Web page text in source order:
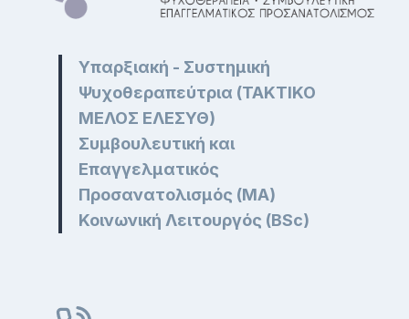
Υπαρξιακή - Συστημική
Ψυχοθεραπεύτρια (ΤΑΚΤΙΚΟ
ΜΕΛΟΣ ΕΛΕΣΥΘ)
Συμβουλευτική και
Επαγγελματικός
Προσανατολισμός (MA)
Κοινωνική Λειτουργός (BSc)